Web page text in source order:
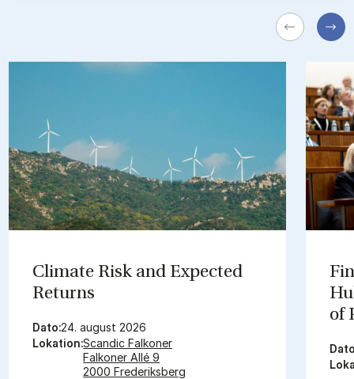
Cli­mate Risk and Ex­pec­ted
Re­turns
Dato:24. august 2026
Lokation:Scandic Falkoner
Falkoner Allé 9
2000 Frederiksberg
of